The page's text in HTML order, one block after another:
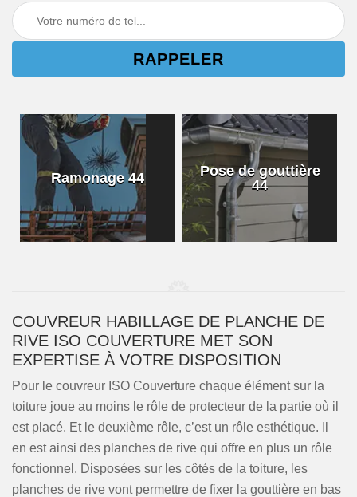
Ramonage 44
Pose de gouttière
44
COUVREUR HABILLAGE DE PLANCHE DE
RIVE ISO COUVERTURE MET SON
EXPERTISE À VOTRE DISPOSITION
Pour le couvreur ISO Couverture chaque élément sur la
toiture joue au moins le rôle de protecteur de la partie où il
est placé. Et le deuxième rôle, c’est un rôle esthétique. Il
en est ainsi des planches de rive qui offre en plus un rôle
fonctionnel. Disposées sur les côtés de la toiture, les
planches de rive vont permettre de fixer la gouttière en bas